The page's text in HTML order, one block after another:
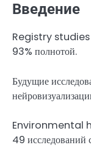
Введение
Registry studies
93% полнотой.
Будущие
Environmental
49 исследований